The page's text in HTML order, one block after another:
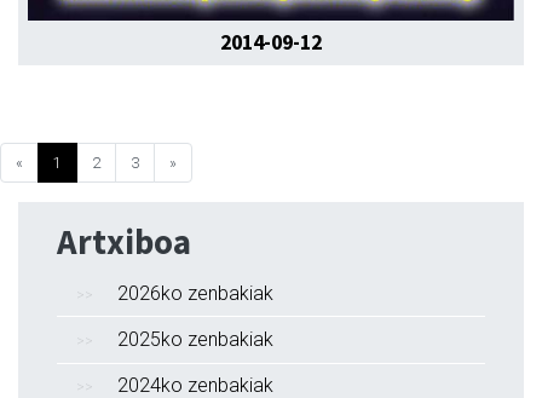
2014-09-12
« 1 2 3 »
Artxiboa
2026ko zenbakiak
2025ko zenbakiak
2024ko zenbakiak